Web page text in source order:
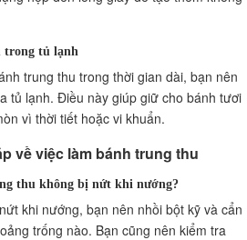
trong tủ lạnh
trung thu trong thời gian dài, bạn nên
tủ lạnh. Điều này giúp giữ cho bánh tươi
vì thời tiết hoặc vi khuẩn.
về việc làm bánh trung thu
thu không bị nứt khi nướng?
khi nướng, bạn nên nhồi bột kỹ và cẩn
trống nào. Bạn cũng nên kiểm tra